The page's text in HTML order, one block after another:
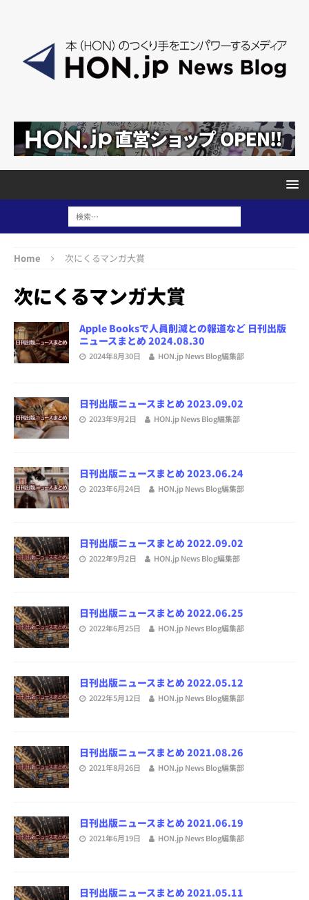
Home 次にくるマンガ大賞
次にくるマンガ大賞
Apple Booksで人員削減との報道など 日刊出版
ニュースまとめ 2024.08.30
2024年8月30日 HON.jp News Blog編集部
日刊出版ニュースまとめ 2023.09.02
2023年9月2日 HON.jp News Blog編集部
日刊出版ニュースまとめ 2023.06.24
2023年6月24日 HON.jp News Blog編集部
日刊出版ニュースまとめ 2022.09.02
2022年9月2日 HON.jp News Blog編集部
日刊出版ニュースまとめ 2022.06.25
2022年6月25日 HON.jp News Blog編集部
日刊出版ニュースまとめ 2022.05.12
2022年5月12日 HON.jp News Blog編集部
日刊出版ニュースまとめ 2021.08.26
2021年8月26日 HON.jp News Blog編集部
日刊出版ニュースまとめ 2021.06.19
2021年6月19日 HON.jp News Blog編集部
日刊出版ニュースまとめ 2021.05.11